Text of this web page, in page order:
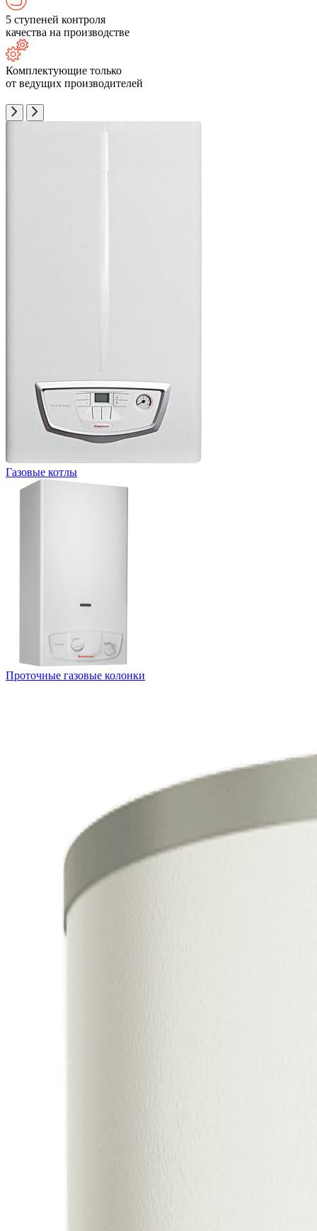
5 ступеней контроля
качества на производстве
Комплектующие только
от ведущих производителей
Газовые котлы
Проточные газовые колонки